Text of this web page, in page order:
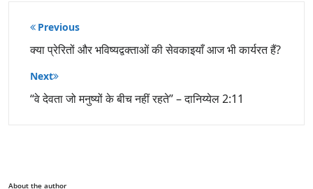
पोस्ट
नेविगेशन
Previous
क्या प्रेरितों और भविष्यद्वक्ताओं की सेवकाइयाँ आज भी कार्यरत हैं?
Next
“वे देवता जो मनुष्यों के बीच नहीं रहते” – दानिय्येल 2:11
About the author